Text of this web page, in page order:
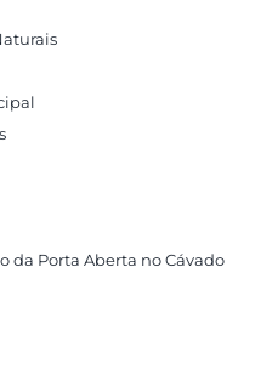
da Porta Aberta no Cávado